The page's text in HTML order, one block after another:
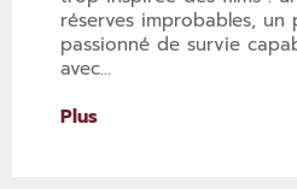
réserves improbables, un
passionné de survie
avec...
Plus